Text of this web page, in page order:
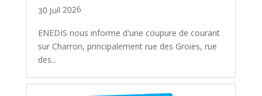
30 Juil 2026
ENEDIS nous informe d'une coupure de courant
sur Charron, principalement rue des Groies, rue
des...